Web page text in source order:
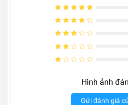
Hình ảnh
Gửi đánh giá